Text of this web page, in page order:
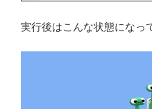
実行後はこんな状態になっ